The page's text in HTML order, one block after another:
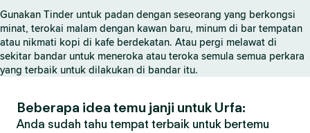
n
d
e
r
Gunakan Tinder untuk padan dengan seseorang yang berkongsi
minat, terokai malam dengan kawan baru, minum di bar tempatan
atau nikmati kopi di kafe berdekatan. Atau pergi melawat di
sekitar bandar untuk meneroka atau teroka semula semua perkara
yang terbaik untuk dilakukan di bandar itu.
Beberapa idea temu janji untuk Urfa:
Anda sudah tahu tempat terbaik untuk bertemu